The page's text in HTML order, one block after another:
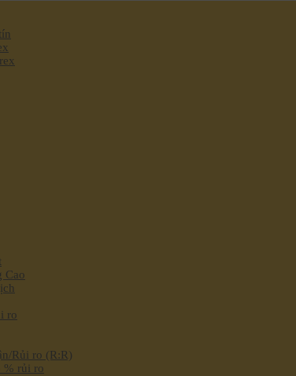
Cao
ro
Rủi ro (R:R)
% rủi ro